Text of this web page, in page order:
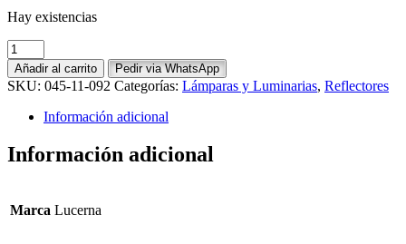
Hay existencias
Reflector
LED
Compacto
20W,
100-
3000K,
Lucerna
Añadir al carrito Pedir via WhatsApp
SKU: 045-11-092 Categorías: Lámparas y Luminarias, Reflectores
Información adicional
Información adicional
Marca Lucerna